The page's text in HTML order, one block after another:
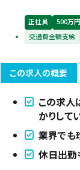
正社員 500万
交通費全額支給
この求人の概要
この求人
かりして
業界でも
休日出勤